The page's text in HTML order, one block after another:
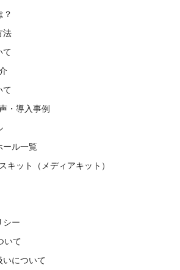
？
法
て
て
・導入事例
ール一覧
キット（メディアキット）
シー
いて
いについて